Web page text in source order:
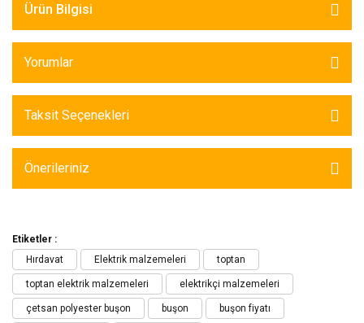
Ürün Bilgisi
Yorumlar
Taksit Seçenekleri
Önerileriniz
Etiketler :
Hırdavat
Elektrik malzemeleri toptan
toptan elektrik malzemeleri elektrikçi malzemeleri
çetsan polyester buşon buşon buşon fiyatı